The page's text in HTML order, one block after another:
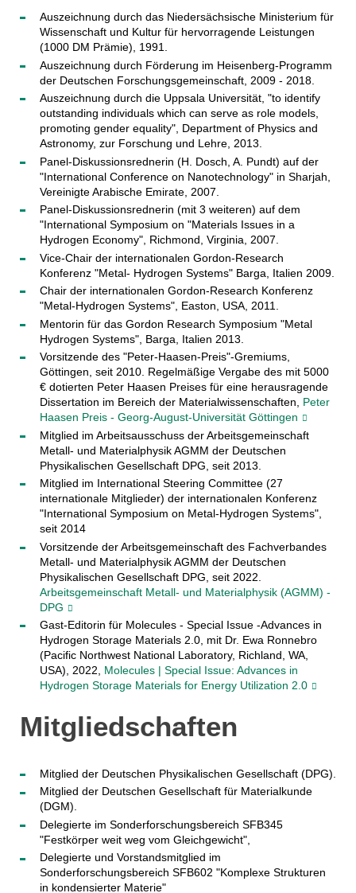
Auszeichnung durch das Niedersächsische Ministerium für
Wissenschaft und Kultur für hervorragende Leistungen
(1000 DM Prämie), 1991.
Auszeichnung durch Förderung im Heisenberg-Programm
der Deutschen Forschungsgemeinschaft, 2009 - 2018.
Auszeichnung durch die Uppsala Universität, "to identify
outstanding individuals which can serve as role models,
promoting gender equality", Department of Physics and
Astronomy, zur Forschung und Lehre, 2013.
Panel-Diskussionsrednerin (H. Dosch, A. Pundt) auf der
"International Conference on Nanotechnology" in Sharjah,
Vereinigte Arabische Emirate, 2007.
Panel-Diskussionsrednerin (mit 3 weiteren) auf dem
"International Symposium on "Materials Issues in a
Hydrogen Economy", Richmond, Virginia, 2007.
Vice-Chair der internationalen Gordon-Research
Konferenz "Metal- Hydrogen Systems" Barga, Italien 2009.
Chair der internationalen Gordon-Research Konferenz
"Metal-Hydrogen Systems", Easton, USA, 2011.
Mentorin für das Gordon Research Symposium "Metal
Hydrogen Systems", Barga, Italien 2013.
Vorsitzende des "Peter-Haasen-Preis"-Gremiums,
Göttingen, seit 2010. Regelmäßige Vergabe des mit 5000
€ dotierten Peter Haasen Preises für eine herausragende
Dissertation im Bereich der Materialwissenschaften, Peter
Haasen Preis - Georg-August-Universität Göttingen
Mitglied im Arbeitsausschuss der Arbeitsgemeinschaft
Metall- und Materialphysik AGMM der Deutschen
Physikalischen Gesellschaft DPG, seit 2013.
Mitglied im International Steering Committee (27
internationale Mitglieder) der internationalen Konferenz
"International Symposium on Metal-Hydrogen Systems",
seit 2014
Vorsitzende der Arbeitsgemeinschaft des Fachverbandes
Metall- und Materialphysik AGMM der Deutschen
Physikalischen Gesellschaft DPG, seit 2022.
Arbeitsgemeinschaft Metall- und Materialphysik (AGMM) -
DPG
Gast-Editorin für Molecules - Special Issue -Advances in
Hydrogen Storage Materials 2.0, mit Dr. Ewa Ronnebro
(Pacific Northwest National Laboratory, Richland, WA,
USA), 2022, Molecules | Special Issue: Advances in
Hydrogen Storage Materials for Energy Utilization 2.0
Mitgliedschaften
Mitglied der Deutschen Physikalischen Gesellschaft (DPG).
Mitglied der Deutschen Gesellschaft für Materialkunde
(DGM).
Delegierte im Sonderforschungsbereich SFB345
"Festkörper weit weg vom Gleichgewicht",
Delegierte und Vorstandsmitglied im
Sonderforschungsbereich SFB602 "Komplexe Strukturen
in kondensierter Materie"